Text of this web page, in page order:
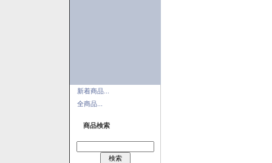
新着商品...
全商品...
商品検索